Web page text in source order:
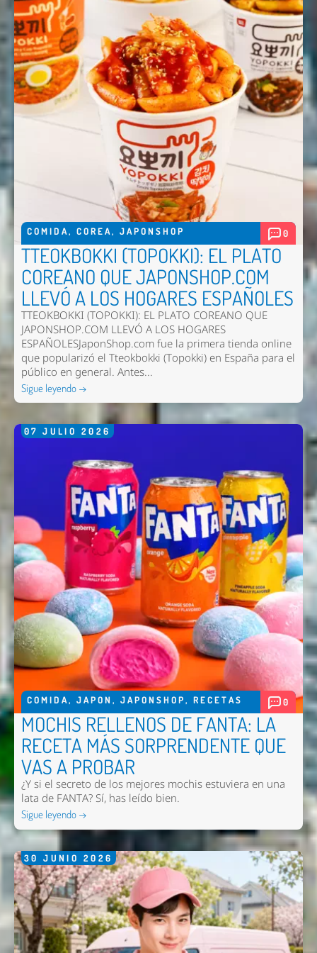
COMIDA, COREA, JAPONSHOP 0
TTEOKBOKKI (TOPOKKI): EL PLATO
COREANO QUE JAPONSHOP.COM
LLEVÓ A LOS HOGARES ESPAÑOLES
TTEOKBOKKI (TOPOKKI): EL PLATO COREANO QUE
JAPONSHOP.COM LLEVÓ A LOS HOGARES
ESPAÑOLESJaponShop.com fue la primera tienda online
que popularizó el Tteokbokki (Topokki) en España para el
público en general. Antes...
Sigue leyendo →
07 JULIO 2026
COMIDA, JAPON , JAPONSHOP, RECETAS 0
MOCHIS RELLENOS DE FANTA: LA
RECETA MÁS SORPRENDENTE QUE
VAS A PROBAR
¿Y si el secreto de los mejores mochis estuviera en una
lata de FANTA? Sí, has leído bien.
Sigue leyendo →
30 JUNIO 2026